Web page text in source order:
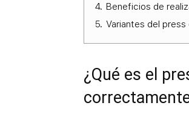
4. Beneficios de
5. Variantes del
¿Qué es el